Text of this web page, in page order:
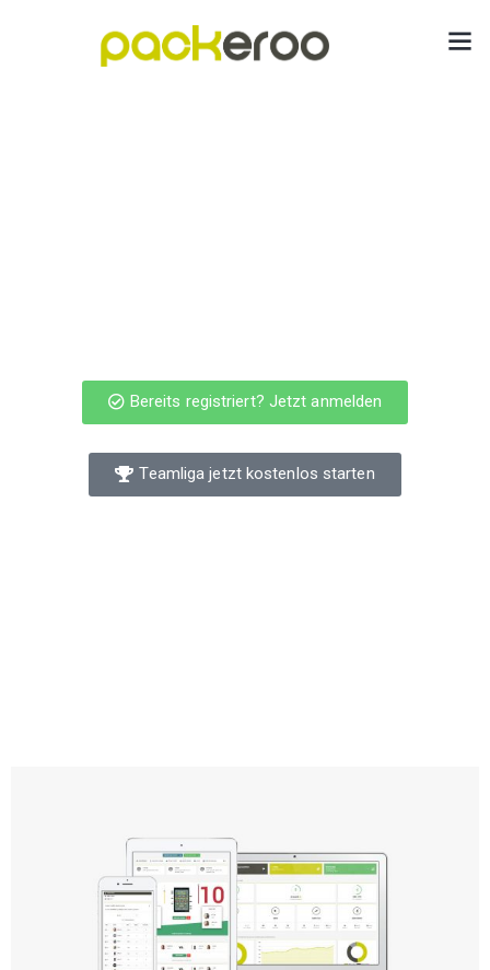
Bereits registriert? Jetzt anmelden
Teamliga jetzt kostenlos starten